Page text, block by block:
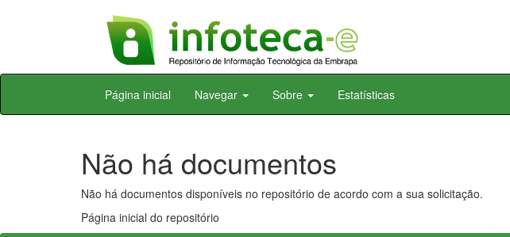
Skip
Página inicial Navegar Sobre Estatísticas
Não há documentos
Não há documentos disponíveis no repositório de acordo com a sua solicitação.
Página inicial do repositório